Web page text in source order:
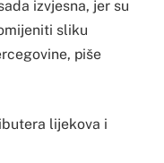
izvjesna, jer su
sliku
piše
lijekova i